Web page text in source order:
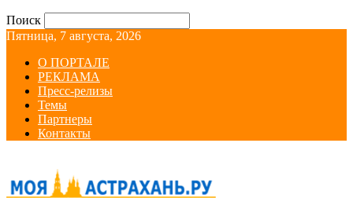
Поиск
Пятница, 7 августа, 2026
О ПОРТАЛЕ
РЕКЛАМА
Пресс-релизы
Темы
Партнеры
Контакты